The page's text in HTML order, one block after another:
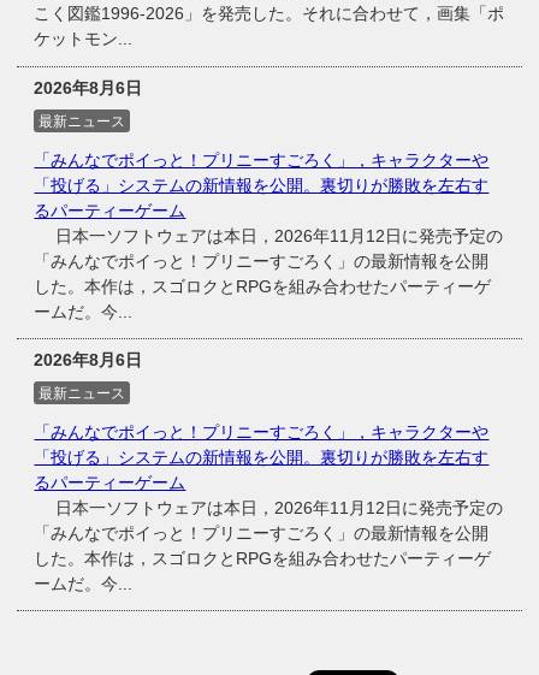
こく図鑑1996-2026」を発売した。それに合わせて，画集「ポ
ケットモン...
2026年8月6日
最新ニュース
「みんなでポイっと！プリニーすごろく」，キャラクターや
「投げる」システムの新情報を公開。裏切りが勝敗を左右す
るパーティーゲーム
日本一ソフトウェアは本日，2026年11月12日に発売予定の
「みんなでポイっと！プリニーすごろく」の最新情報を公開
した。本作は，スゴロクとRPGを組み合わせたパーティーゲ
ームだ。今...
2026年8月6日
最新ニュース
「みんなでポイっと！プリニーすごろく」，キャラクターや
「投げる」システムの新情報を公開。裏切りが勝敗を左右す
るパーティーゲーム
日本一ソフトウェアは本日，2026年11月12日に発売予定の
「みんなでポイっと！プリニーすごろく」の最新情報を公開
した。本作は，スゴロクとRPGを組み合わせたパーティーゲ
ームだ。今...